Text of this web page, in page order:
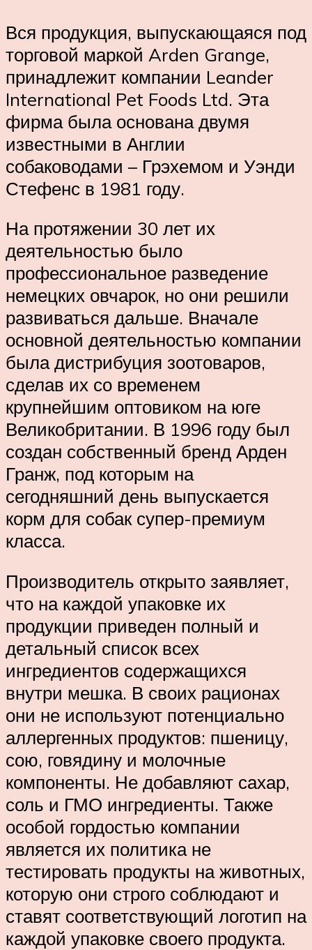
Вся продукция, выпускающаяся под
торговой маркой Arden Grange,
принадлежит компании Leander
International Pet Foods Ltd. Эта
фирма была основана двумя
известными в Англии
собаководами – Грэхемом и Уэнди
Стефенс в 1981 году.
На протяжении 30 лет их
деятельностью было
профессиональное разведение
немецких овчарок, но они решили
развиваться дальше. Вначале
основной деятельностью компании
была дистрибуция зоотоваров,
сделав их со временем
крупнейшим оптовиком на юге
Великобритании. В 1996 году был
создан собственный бренд Арден
Гранж, под которым на
сегодняшний день выпускается
корм для собак супер-премиум
класса.
Производитель открыто заявляет,
что на каждой упаковке их
продукции приведен полный и
детальный список всех
ингредиентов содержащихся
внутри мешка. В своих рационах
они не используют потенциально
аллергенных продуктов: пшеницу,
сою, говядину и молочные
компоненты. Не добавляют сахар,
соль и ГМО ингредиенты. Также
особой гордостью компании
является их политика не
тестировать продукты на животных,
которую они строго соблюдают и
ставят соответствующий логотип на
каждой упаковке своего продукта.